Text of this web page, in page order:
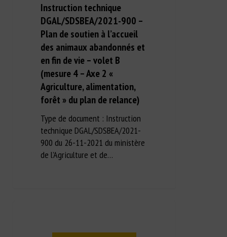
Instruction technique
DGAL/SDSBEA/2021-900 –
Plan de soutien à l’accueil
des animaux abandonnés et
en fin de vie – volet B
(mesure 4 – Axe 2 «
Agriculture, alimentation,
forêt » du plan de relance)
Type de document : Instruction
technique DGAL/SDSBEA/2021-
900 du 26-11-2021 du ministère
de l’Agriculture et de…